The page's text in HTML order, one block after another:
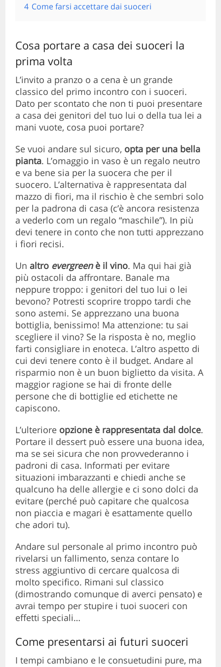
4 Come farsi accettare dai suoceri
Cosa portare a casa dei suoceri la
prima volta
L’invito a pranzo o a cena è un grande
classico del primo incontro con i suoceri.
Dato per scontato che non ti puoi presentare
a casa dei genitori del tuo lui o della tua lei a
mani vuote, cosa puoi portare?
Se vuoi andare sul sicuro, opta per una bella
pianta. L’omaggio in vaso è un regalo neutro
e va bene sia per la suocera che per il
suocero. L’alternativa è rappresentata dal
mazzo di fiori, ma il rischio è che sembri solo
per la padrona di casa (c’è ancora resistenza
a vederlo com un regalo “maschile”). In più
devi tenere in conto che non tutti apprezzano
i fiori recisi.
Un altro evergreen è il vino. Ma qui hai già
più ostacoli da affrontare. Banale ma
neppure troppo: i genitori del tuo lui o lei
bevono? Potresti scoprire troppo tardi che
sono astemi. Se apprezzano una buona
bottiglia, benissimo! Ma attenzione: tu sai
scegliere il vino? Se la risposta è no, meglio
farti consigliare in enoteca. L’altro aspetto di
cui devi tenere conto è il budget. Andare al
risparmio non è un buon biglietto da visita. A
maggior ragione se hai di fronte delle
persone che di bottiglie ed etichette ne
capiscono.
L’ulteriore opzione è rappresentata dal dolce.
Portare il dessert può essere una buona idea,
ma se sei sicura che non provvederanno i
padroni di casa. Informati per evitare
situazioni imbarazzanti e chiedi anche se
qualcuno ha delle allergie e ci sono dolci da
evitare (perché può capitare che qualcosa
non piaccia e magari è esattamente quello
che adori tu).
Andare sul personale al primo incontro può
rivelarsi un fallimento, senza contare lo
stress aggiuntivo di cercare qualcosa di
molto specifico. Rimani sul classico
(dimostrando comunque di averci pensato) e
avrai tempo per stupire i tuoi suoceri con
effetti speciali…
Come presentarsi ai futuri suoceri
I tempi cambiano e le consuetudini pure, ma